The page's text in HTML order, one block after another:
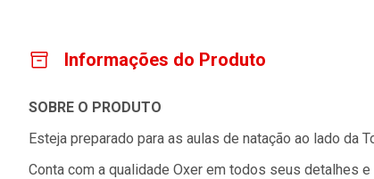
Informações do Produto
SOBRE O PRODUTO
Esteja preparado para as aulas de natação ao lado da
Conta com a qualidade Oxer em todos seus detalhes